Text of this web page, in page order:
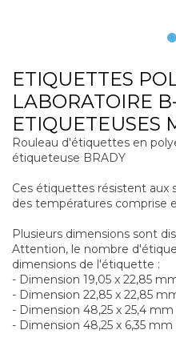
ETIQUETTES
LABORATOIRE
ETIQUETEUSES
Rouleau d'étiquettes en
étiqueteuse BRADY
Ces étiquettes résistent
des températures comprise
Plusieurs dimensions sont
Attention, le nombre
dimensions de l'étiquette :
- Dimension 19,05 x 22,85
- Dimension 22,85 x 22,85
- Dimension 48,25 x 25,4
- Dimension 48,25 x 6,35